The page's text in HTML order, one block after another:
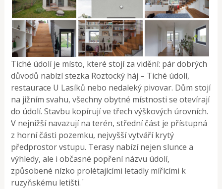
Tiché údolí je místo, které stojí za vidění: pár dobrých
důvodů nabízí stezka Roztocký háj – Tiché údolí,
restaurace U Lasíků nebo nedaleký pivovar. Dům stojí
na jižním svahu, všechny obytné místnosti se otevírají
do údolí. Stavbu kopírují ve třech výškových úrovních.
V nejnižší navazují na terén, střední část je přístupná
z horní části pozemku, nejvyšší vytváří krytý
předprostor vstupu. Terasy nabízí nejen slunce a
výhledy, ale i občasné popření názvu údolí,
způsobené nízko prolétajícími letadly mířícími k
ruzyňskému letišti.¨